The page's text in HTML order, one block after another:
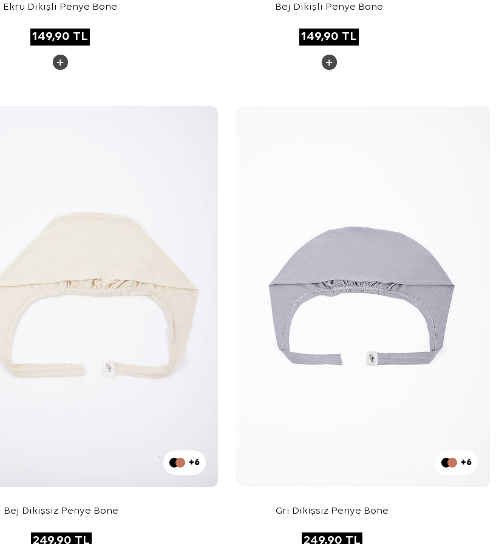
Ekru Dikişli Penye Bone
149,90 TL
Bej Dikişli Penye Bone
149,90 TL
+6
Bej Dikişsiz Penye Bone
249,90 TL
+6
Gri Dikişsiz Penye Bone
249,90 TL